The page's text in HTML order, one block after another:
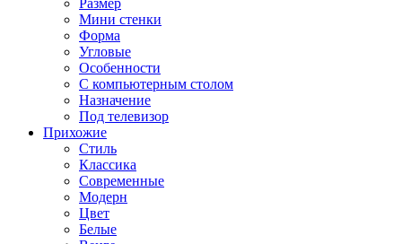
Размер
Мини стенки
Форма
Угловые
Особенности
С компьютерным столом
Назначение
Под телевизор
Прихожие
Стиль
Классика
Современные
Модерн
Цвет
Белые